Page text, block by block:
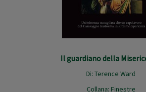
Il guardiano della
Di: Terence Ward
Collana: Finestre